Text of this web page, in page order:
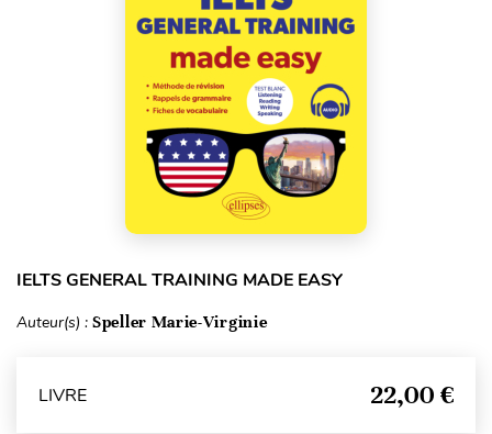
IELTS GENERAL TRAINING MADE EASY
Auteur(s) : Speller Marie-Virginie
LIVRE 22,00 €